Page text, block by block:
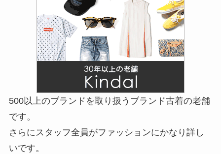
500以上のブランドを取り扱うブランド古着の老舗
です。
さらにスタッフ全員がファッションにかなり詳し
いです。